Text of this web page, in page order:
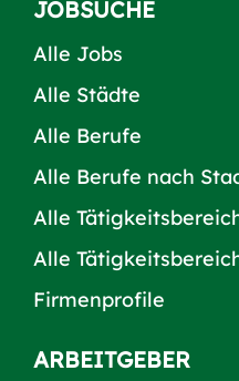
JOBSUCHE
Alle Jobs
Alle Städte
Alle Berufe
Alle Berufe nach
Alle
Alle
Firmenprofile
ARBEITGEBER